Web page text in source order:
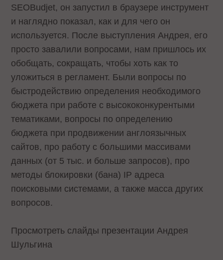
SEOBudjet, он запустил в браузере инструмент
и наглядно показал, как и для чего он
используется. После выступления Андрея, его
просто завалили вопросами, нам пришлось их
обобщать, сокращать, чтобы хоть как то
уложиться в регламент. Были вопросы по
быстродействию определения необходимого
бюджета при работе с высококонкурентыми
тематиками, вопросы по определению
бюджета при продвижении англоязычных
сайтов, про работу с большими массивами
данных (от 5 тыс. и больше запросов), про
методы блокировки (бана) IP адреса
поисковыми системами, а также масса других
вопросов.
Просмотреть слайды презентации Андрея
Шульгина